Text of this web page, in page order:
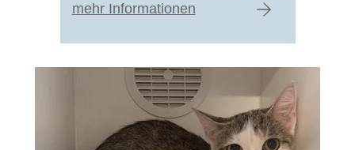
mehr Informationen
zum Artikel